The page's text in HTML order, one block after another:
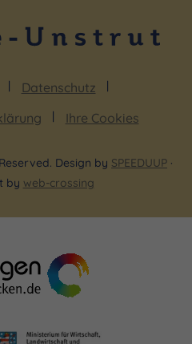
Datenschutz
Ihre Cookies
Design by SPEEDUUP ·
by web-crossing